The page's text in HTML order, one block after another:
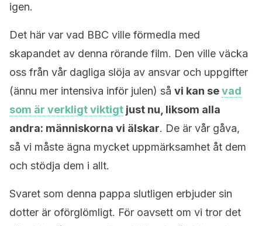
igen.
Det här var vad BBC ville förmedla med
skapandet av denna rörande film. Den ville väcka
oss från vår dagliga slöja av ansvar och uppgifter
(ännu mer intensiva inför julen) så vi kan sevad
som är verkligt viktigt just nu, liksom alla
andra: människorna vi älskar. De är vår gåva,
så vi måste ägna mycket uppmärksamhet åt dem
och stödja dem i allt.
Svaret som denna pappa slutligen erbjuder sin
dotter är oförglömligt. För oavsett om vi tror det